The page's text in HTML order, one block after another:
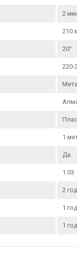
2
210
20°
220-
1
Да
1.03
2
1 год
1 год